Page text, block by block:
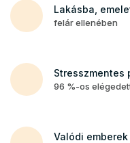
Lakásba,
felár ellenében
Stresszmentes
96 %-os
Valódi